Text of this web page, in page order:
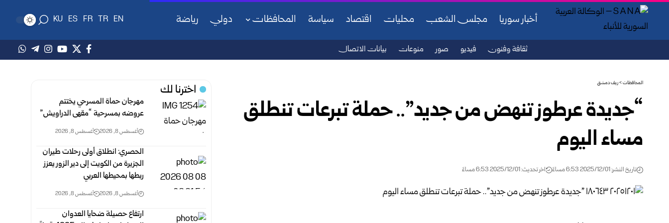
أخبار سوريا مجلس الشعب محليات اقتصاد سياسة المحافظات دولي رياضة EN
TR
FR
ES
KU
ثقافة وفنون فيديو صور منوعات بيانات الاتصال
المحافظات>ريف دمشق
“جديدة عرطوز تنهض من جديد”.. حملة تبرعات تنطلق
مساء اليوم
تاريخ النشر: 2025/12/01 6:53 مساءً اخر تحديث: 2025/12/01 6:53 مساءً
اخترنا لك
مهرجان حماة المسرحي يختتم
عروضه بمسرحية “مقهى الدراويش”
أغسطس 8, 2026 أغسطس 8, 2026
الحصري: انطلاق أولى رحلات طيران
الجزيرة من الكويت إلى دير الزور يعزز
ربطها بمحيطها العربي
أغسطس 8, 2026 أغسطس 8, 2026
ارتفاع حصيلة ضحايا العدوان